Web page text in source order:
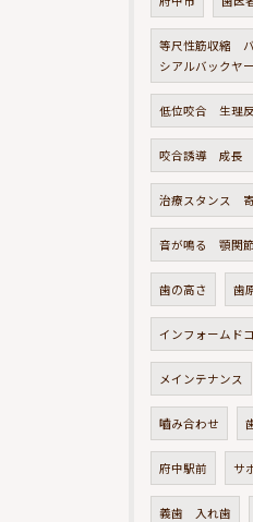
等尺性筋収縮
シアルバックヤ
低位咬合 生理
咬合誘導 成長
治療スタンス
音が鳴る 顎関
歯の高さ 歯
インフォームド
メインテナンス
嚙み合わせ
府中駅前 サ
義歯 入れ歯